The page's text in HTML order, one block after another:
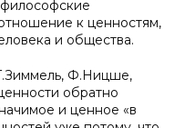
философские
к ценностям,
и общества.
Ф.Ницше,
обратно
и ценное «в